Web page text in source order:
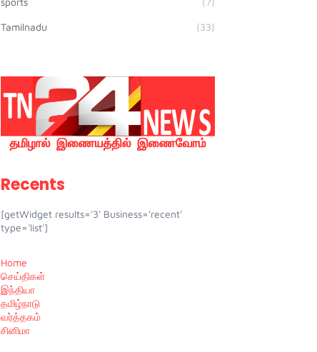
Tamilnadu (33)
Recents
[getWidget results='3' Business='recent'
type='list']
Home
செய்திகள்
இந்தியா
தமிழ்நாடு
வர்த்தகம்
சினிமா